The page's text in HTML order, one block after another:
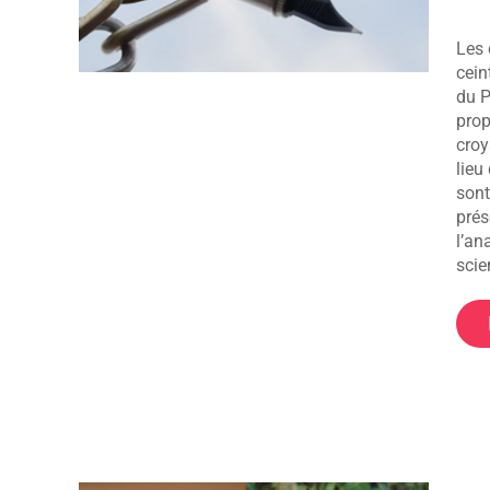
Les
du
lieu